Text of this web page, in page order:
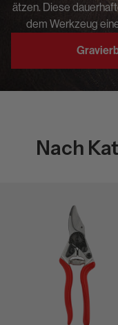
ätzen. Diese
dem Werkzeug
Nach